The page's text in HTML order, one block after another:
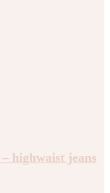
highwaist jeans